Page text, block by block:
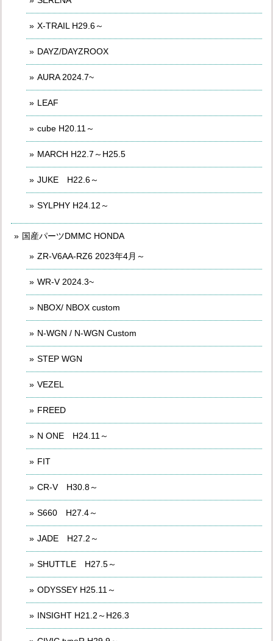
X-TRAIL H29.6～
DAYZ/DAYZROOX
AURA 2024.7~
LEAF
cube H20.11～
MARCH H22.7～H25.5
JUKE H22.6～
SYLPHY H24.12～
国産パーツDMMC HONDA
ZR-V6AA-RZ6 2023年4月～
WR-V 2024.3~
NBOX/ NBOX custom
N-WGN / N-WGN Custom
STEP WGN
VEZEL
FREED
N ONE H24.11～
FIT
CR-V H30.8～
S660 H27.4～
JADE H27.2～
SHUTTLE H27.5～
ODYSSEY H25.11～
INSIGHT H21.2～H26.3